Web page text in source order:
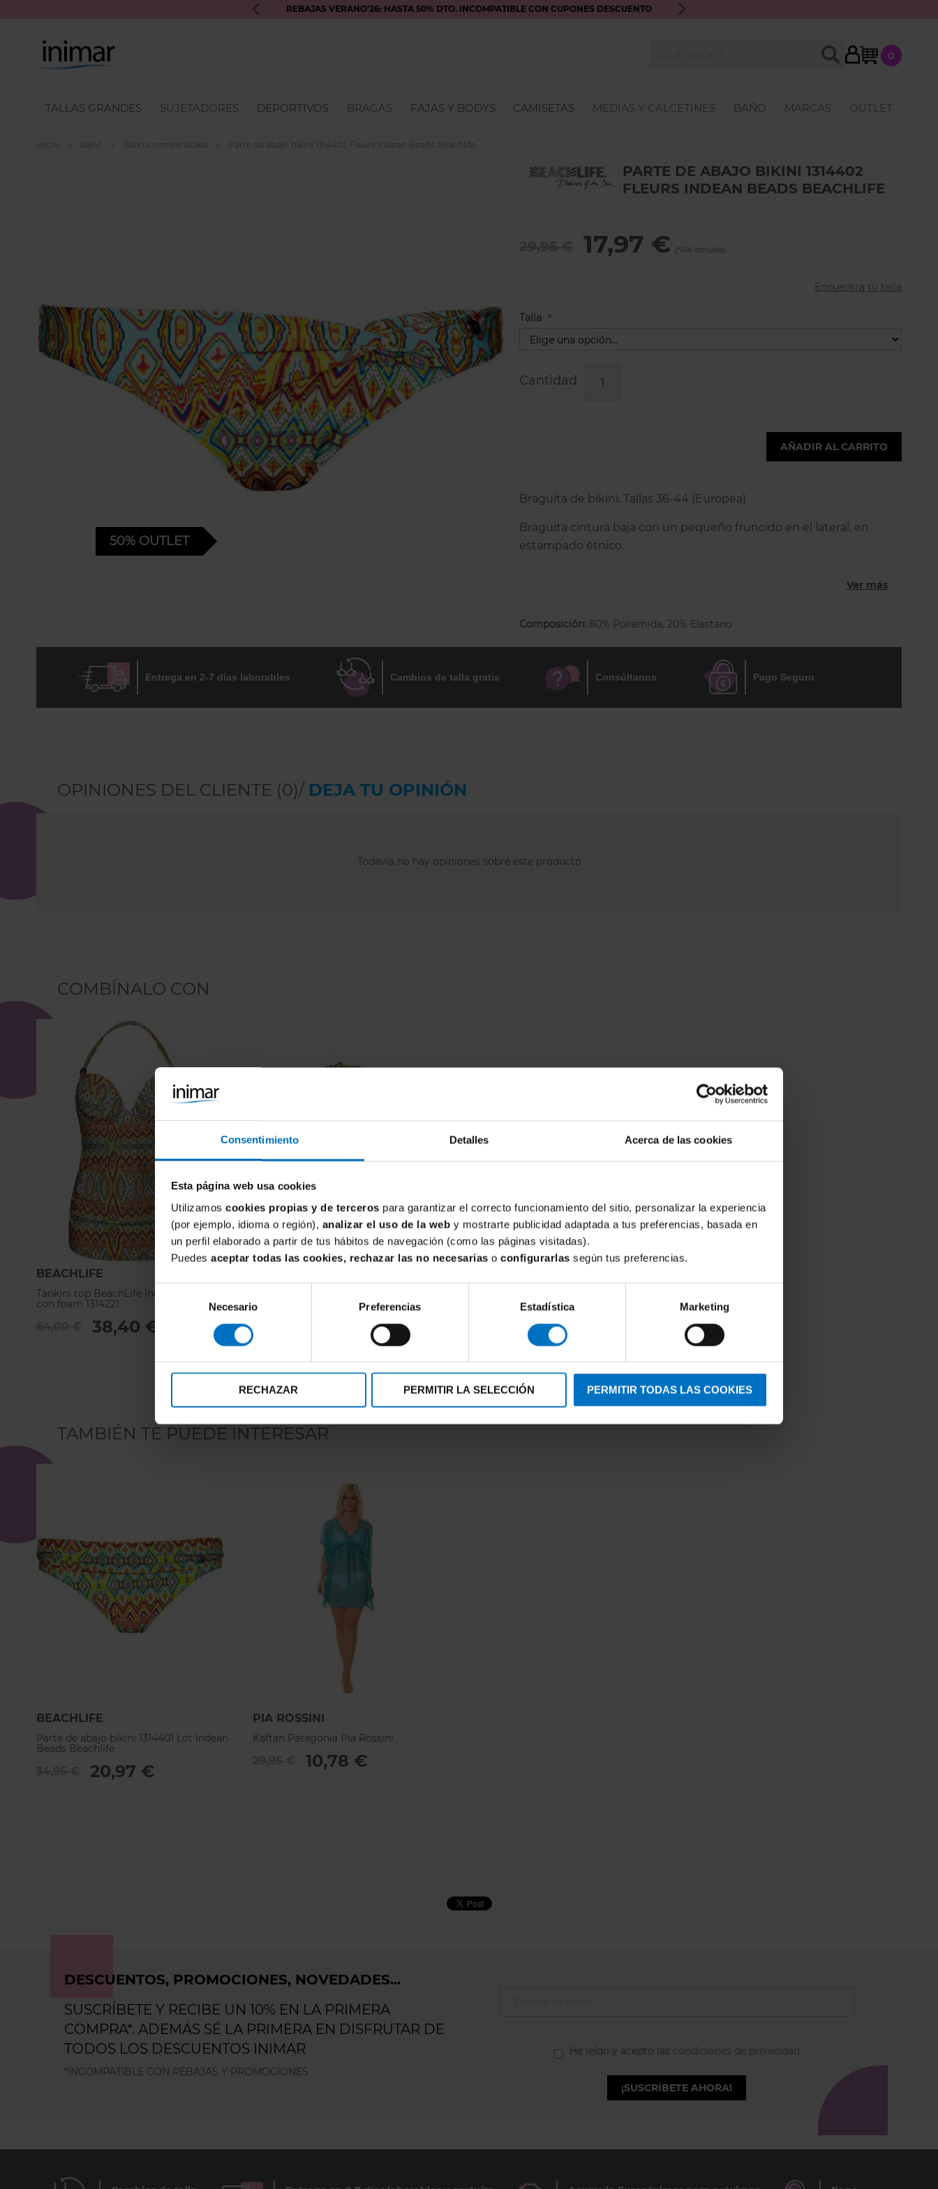
Consentimiento Detalles Acerca de las cookies
Esta página web usa cookies
Utilizamos cookies propias y de terceros para garantizar el correcto funcionamiento del sitio, personalizar la experiencia
(por ejemplo, idioma o región), analizar el uso de la web y mostrarte publicidad adaptada a tus preferencias, basada en
un perfil elaborado a partir de tus hábitos de navegación (como las páginas visitadas).
Puedes aceptar todas las cookies, rechazar las no necesarias o configurarlas según tus preferencias.
Selección
consentimiento
Necesario Preferencias Estadística Marketing
RECHAZAR PERMITIR LA SELECCIÓN PERMITIR TODAS LAS COOKIES
REBAJAS VERANO'26: HASTA 50% DTO. INCOMPATIBLE CON CUPONES DESCUENTO ENVÍO GRATIS A PARTIR DE 70€ · ATENCIÓN
My Cart
0
BUSCAR
TALLAS GRANDES SUJETADORES DEPORTIVOS BRAGAS FAJAS Y BODYS CAMISETAS MEDIAS Y CALCETINES BAÑO MARCAS OUTLET
Inicio Baño Bikinis combinables Parte de abajo bikini 1314402 Fleurs Indean Beads Beachlife
PARTE DE ABAJO BIKINI 1314402
FLEURS INDEAN BEADS BEACHLIFE
17,97 €
Encuentra tu talla
Talla
Cantidad
AÑADIR AL CARRITO
Braguita de bikini. Tallas 36-44 (Europea)
Braguita cintura baja con un pequeño fruncido en el lateral, en
estampado étnico.
Ver más
Composición: 80% Poliamida, 20% Elastano
to
beginning
50% OUTLET
Entrega en 2-7 días laborables Cambios de talla gratis Consúltanos Pago Seguro
OPINIONES DEL CLIENTE (0)/ DEJA TU OPINIÓN
Todavía no hay opiniones sobre este producto
COMBÍNALO CON
BEACHLIFE
Tankini top BeachLife Indean Beads Hazel
con foam 1314221
38,40 €
Beads Milo Bandeau con foam 1314209
28,20 €
TAMBIÉN TE PUEDE INTERESAR
BEACHLIFE
Parte de abajo bikini 1314401 Lot Indean
Beads Beachlife
20,97 €
PIA ROSSINI
Kaftan Patagonia Pia Rossini
10,78 €
DESCUENTOS, PROMOCIONES, NOVEDADES...
SUSCRÍBETE Y RECIBE UN 10% EN LA PRIMERA
COMPRA*. ADEMÁS SÉ LA PRIMERA EN DISFRUTAR DE
TODOS LOS DESCUENTOS INIMAR
*INCOMPATIBLE CON REBAJAS Y PROMOCIONES
He leído y acepto las condiciones de privacidad
¡SUSCRÍBETE AHORA!